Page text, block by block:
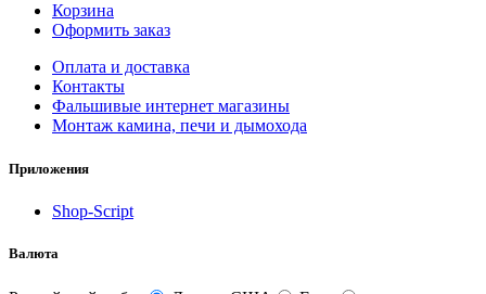
Корзина
Оформить заказ
Оплата и доставка
Контакты
Фальшивые интернет магазины
Монтаж камина, печи и дымохода
Приложения
Shop-Script
Валюта